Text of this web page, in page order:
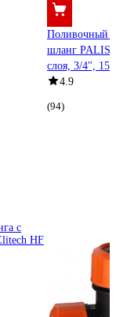
Поливочный
шланг
слоя, 3/4",
4.9
(94)